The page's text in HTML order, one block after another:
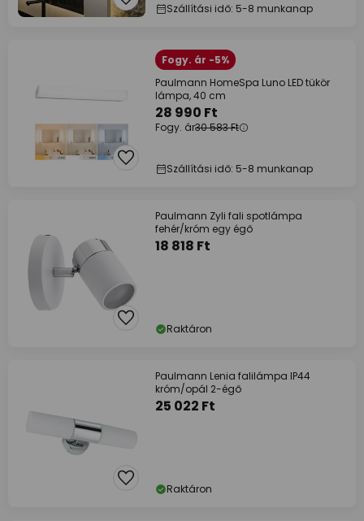
Szállítási idő: 5-8 munkanap
Fogy. ár -5%
Paulmann HomeSpa Luno LED tükör
lámpa, 40 cm
28 990 Ft
Fogy. ár30 583 Ft
Szállítási idő: 5-8 munkanap
Paulmann Zyli fali spotlámpa
fehér/króm egy égő
18 818 Ft
Raktáron
Paulmann Lenia falilámpa IP44
króm/opál 2-égő
25 022 Ft
Raktáron